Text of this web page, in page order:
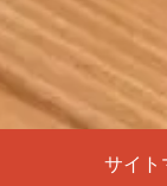
サイト